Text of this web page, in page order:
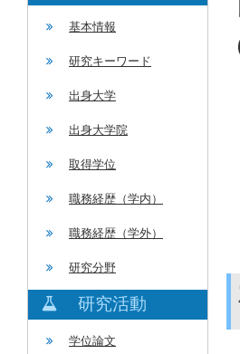
基本情報
研究キーワード
出身大学
出身大学院
取得学位
職務経歴（学内）
職務経歴（学外）
研究分野
研究活動
学位論文